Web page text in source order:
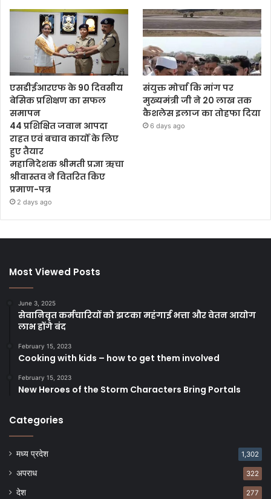
एसडीईआरएफ के 90 दिवसीय
बेसिक प्रशिक्षण का सफल
समापन
44 प्रशिक्षित जवान आपदा
राहत एवं बचाव कार्यों के लिए
हुए तैयार
महानिदेशक श्रीमती प्रज्ञा ऋचा
श्रीवास्तव ने वितरित किए
प्रमाण-पत्र
2 days ago
संयुक्त मोर्चा कि मांग पर
मुख्यमंत्री जी ने 20 लाख तक
कैशलेस इलाज का तोहफा दिया
6 days ago
Most Viewed Posts
June 3, 2025
सेवानिवृत कर्मचारियों को झटका महंगाई भत्ता और वेतन आयोग
लाभ होंगे बंद
February 15, 2023
Cooking with kids – how to get them involved
February 15, 2023
New Heroes of the Storm Characters Bring Portals
Categories
मध्य प्रदेश 1,302
अपराध 322
देश 277